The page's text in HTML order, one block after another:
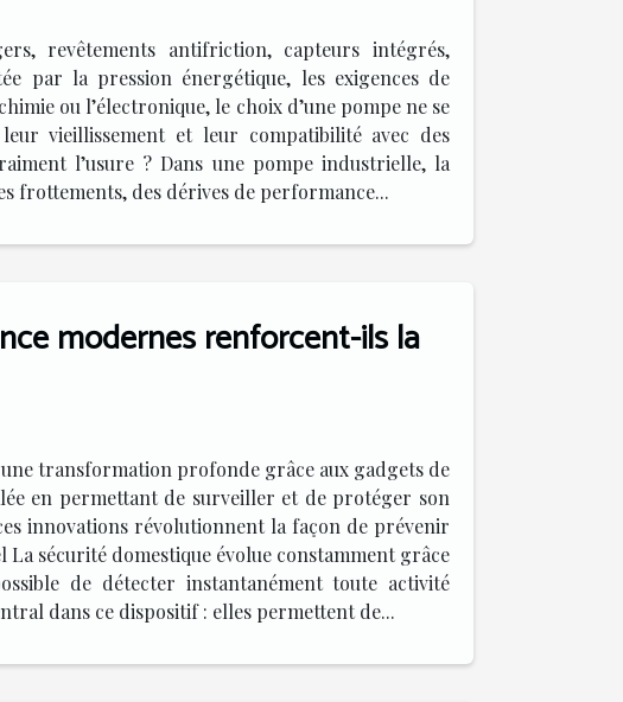
revêtements antifriction, capteurs intégrés,
par la pression énergétique, les exigences de
ou l’électronique, le choix d’une pompe ne se
vieillissement et leur compatibilité avec des
l’usure ? Dans une pompe industrielle, la
frottements, des dérives de performance...
modernes renforcent-ils la
transformation profonde grâce aux gadgets de
en permettant de surveiller et de protéger son
innovations révolutionnent la façon de prévenir
sécurité domestique évolue constamment grâce
de détecter instantanément toute activité
dans ce dispositif : elles permettent de...